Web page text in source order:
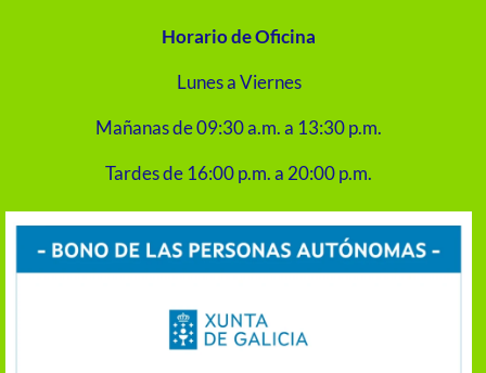
Horario de Oficina
Lunes a Viernes
Mañanas de 09:30 a.m. a 13:30 p.m.
Tardes de 16:00 p.m. a 20:00 p.m.